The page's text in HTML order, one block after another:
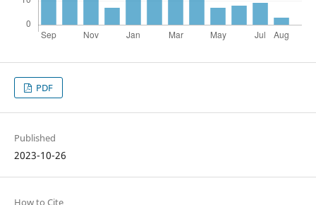
PDF
Published
2023-10-26
How to Cite